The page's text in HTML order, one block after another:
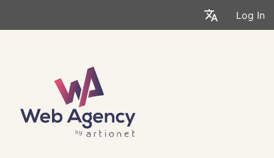
Log In